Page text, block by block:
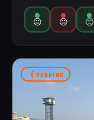
😐 😐 🙁
RUNNING